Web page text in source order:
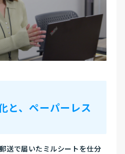
と、ペーパーレス
送で届いたミルシートを仕分